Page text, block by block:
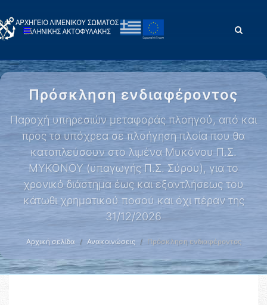
Πρόσκληση ενδιαφέροντος
Παροχή υπηρεσιών μεταφοράς πλοηγού, από και
προς τα υπόχρεα σε πλοήγηση πλοία που θα
καταπλεύσουν στο λιμένα Μυκόνου Π.Σ.
ΜΥΚΟΝΟΥ (υπαγωγής Π.Σ. Σύρου), για το
χρονικό διάστημα έως και εξαντλήσεως του
κάτωθι χρηματικού ποσού και όχι πέραν της
31/12/2026
Αρχική σελίδα Ανακοινώσεις Πρόσκληση ενδιαφέροντος